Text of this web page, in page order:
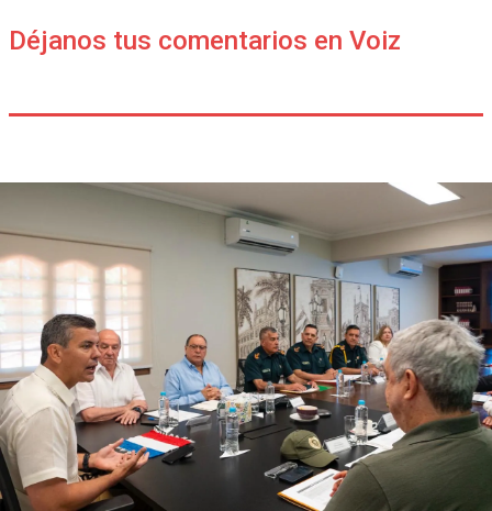
Déjanos tus comentarios en Voiz